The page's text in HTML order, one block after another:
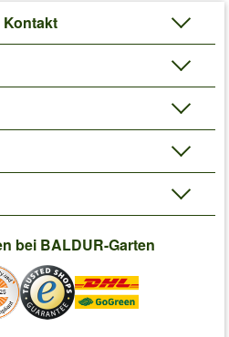
bei BALDUR-Garten